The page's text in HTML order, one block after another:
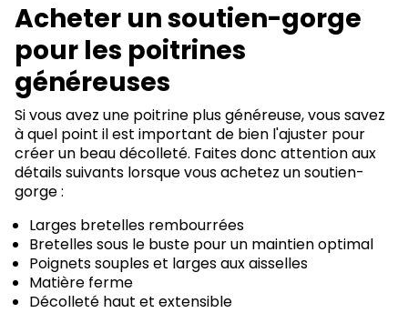
Acheter un soutien-gorge
pour les poitrines
généreuses
Si vous avez une poitrine plus généreuse, vous savez
à quel point il est important de bien l'ajuster pour
créer un beau décolleté. Faites donc attention aux
détails suivants lorsque vous achetez un soutien-
gorge :
Larges bretelles rembourrées
Bretelles sous le buste pour un maintien optimal
Poignets souples et larges aux aisselles
Matière ferme
Décolleté haut et extensible